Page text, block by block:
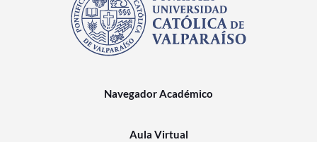
Navegador Académico
Aula Virtual